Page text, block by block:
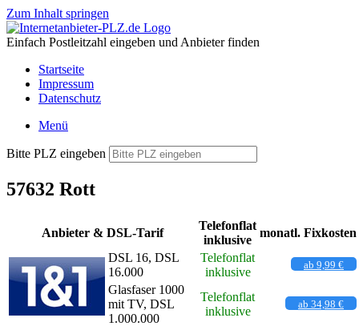
Zum Inhalt springen
Einfach Postleitzahl eingeben und Anbieter finden
Startseite
Impressum
Datenschutz
Menü
Bitte PLZ eingeben
57632 Rott
Anbieter & DSL-Tarif
Telefonflat
inklusive
monatl. Fixkosten
DSL 16, DSL
16.000
Telefonflat
inklusive
ab 9,99 €
Glasfaser 1000
mit TV, DSL
1.000.000
Telefonflat
inklusive
ab 34,98 €